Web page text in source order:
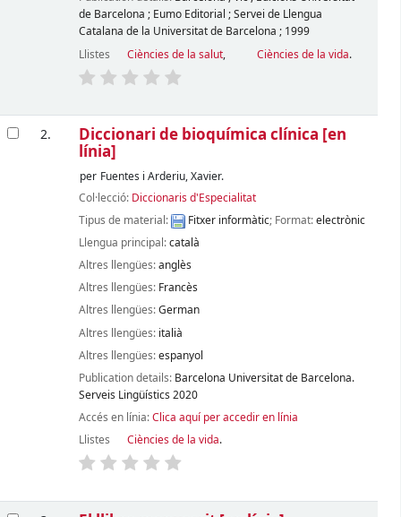
de Barcelona ; Eumo Editorial ;Servei de Llengua
Catalana de la Universitat de Barcelona ; 1999
Llistes
Ciències de la salut, Ciències de la vida.
2. Diccionari de bioquímica clínica [en
línia]
per Fuentes i Arderiu, Xavier.
Col·lecció: Diccionaris d'Especialitat
Tipus de material:
Fitxer informàtic; Format:electrònic
Llengua principal:català
Altres llengües:anglès
Altres llengües: Francès
Altres llengües:German
Altres llengües: italià
Altres llengües:espanyol
Publication details: Barcelona Universitat de Barcelona.
Serveis Lingüístics 2020
Accés en línia:Clica aquí per accedir en línia
Llistes
Ciències de la vida.